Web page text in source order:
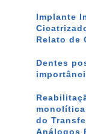
Implante
Relato de
Dentes
do
Análogos